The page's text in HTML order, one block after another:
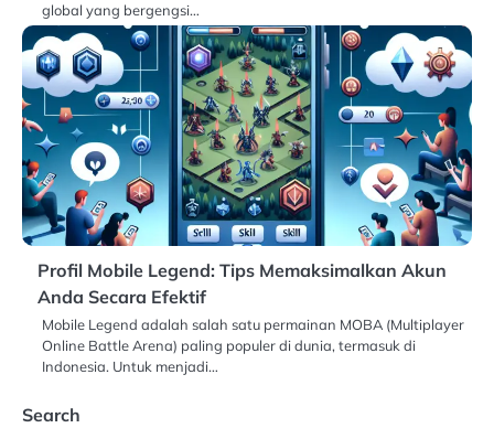
global yang bergengsi…
Profil Mobile Legend: Tips Memaksimalkan Akun
Anda Secara Efektif
Mobile Legend adalah salah satu permainan MOBA (Multiplayer
Online Battle Arena) paling populer di dunia, termasuk di
Indonesia. Untuk menjadi…
Search